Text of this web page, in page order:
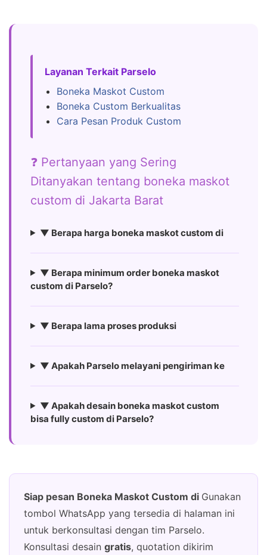
Layanan Terkait Parselo
Boneka Maskot Custom
Boneka Custom Berkualitas
Cara Pesan Produk Custom
❓ Pertanyaan yang Sering
Ditanyakan tentang boneka maskot
custom di Jakarta Barat
▼ Berapa harga boneka maskot custom di
▼ Berapa minimum order boneka maskot
custom di Parselo?
▼ Berapa lama proses produksi
▼ Apakah Parselo melayani pengiriman ke
▼ Apakah desain boneka maskot custom
bisa fully custom di Parselo?
Siap pesan Boneka Maskot Custom di Gunakan
tombol WhatsApp yang tersedia di halaman ini
untuk berkonsultasi dengan tim Parselo.
Konsultasi desain gratis, quotation dikirim